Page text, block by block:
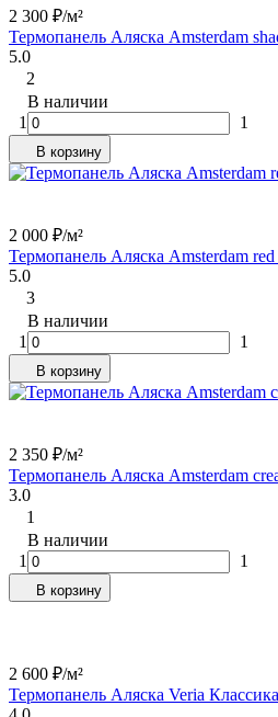
2 300 ₽/м²
Термопанель Аляска Amsterdam
5.0
2
В наличии
1
1
В корзину
2 000 ₽/м²
Термопанель Аляска Amsterdam
5.0
3
В наличии
1
1
В корзину
2 350 ₽/м²
Термопанель Аляска Amsterdam
3.0
1
В наличии
1
1
В корзину
2 600 ₽/м²
Термопанель Аляска Veria Классика